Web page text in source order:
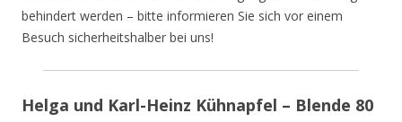
behindert werden – bitte informieren Sie sich vor einem
Besuch sicherheitshalber bei uns!
Helga und Karl-Heinz Kühnapfel – Blende 80